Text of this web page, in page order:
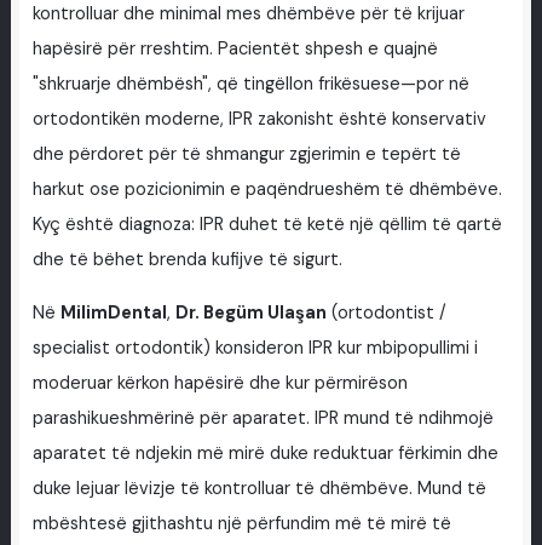
kontrolluar dhe minimal mes dhëmbëve për të krijuar
hapësirë për rreshtim. Pacientët shpesh e quajnë
"shkruarje dhëmbësh", që tingëllon frikësuese—por në
ortodontikën moderne, IPR zakonisht është konservativ
dhe përdoret për të shmangur zgjerimin e tepërt të
harkut ose pozicionimin e paqëndrueshëm të dhëmbëve.
Kyç është diagnoza: IPR duhet të ketë një qëllim të qartë
dhe të bëhet brenda kufijve të sigurt.
Në MilimDental, Dr. Begüm Ulaşan (ortodontist /
specialist ortodontik) konsideron IPR kur mbipopullimi i
moderuar kërkon hapësirë dhe kur përmirëson
parashikueshmërinë për aparatet. IPR mund të ndihmojë
aparatet të ndjekin më mirë duke reduktuar fërkimin dhe
duke lejuar lëvizje të kontrolluar të dhëmbëve. Mund të
mbështesë gjithashtu një përfundim më të mirë të